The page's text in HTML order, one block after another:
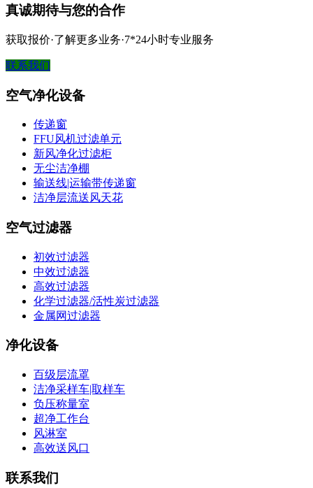
真诚期待与您的合作
获取报价·了解更多业务·7*24小时专业服务
联系我们
空气净化设备
传递窗
FFU风机过滤单元
新风净化过滤柜
无尘洁净棚
输送线|运输带传递窗
洁净层流送风天花
空气过滤器
初效过滤器
中效过滤器
高效过滤器
化学过滤器/活性炭过滤器
金属网过滤器
净化设备
百级层流罩
洁净采样车|取样车
负压称量室
超净工作台
风淋室
高效送风口
联系我们